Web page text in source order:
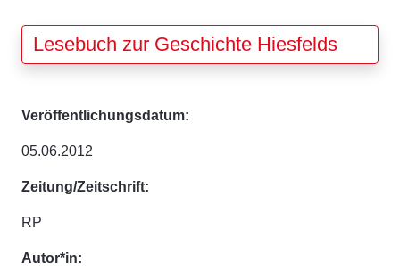
Lesebuch zur Geschichte Hiesfelds
Veröffentlichungsdatum:
05.06.2012
Zeitung/Zeitschrift:
RP
Autor*in: